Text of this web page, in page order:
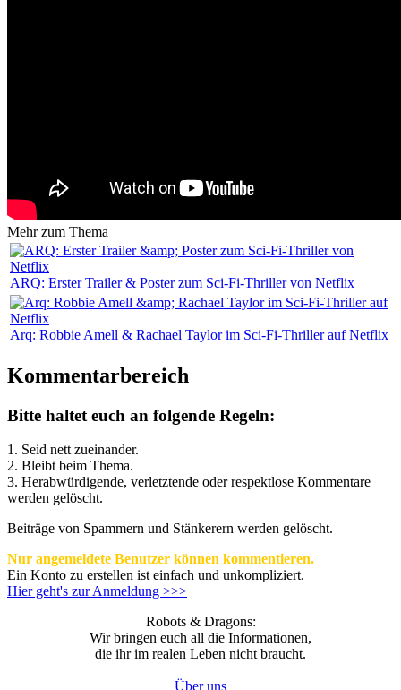
Mehr zum Thema
ARQ: Erster Trailer & Poster zum Sci-Fi-Thriller von Netflix
Arq: Robbie Amell & Rachael Taylor im Sci-Fi-Thriller auf Netflix
Kommentarbereich
Bitte haltet euch an folgende Regeln:
1. Seid nett zueinander.
2. Bleibt beim Thema.
3. Herabwürdigende, verletztende oder respektlose Kommentare
werden gelöscht.
Beiträge von Spammern und Stänkerern werden gelöscht.
Nur angemeldete Benutzer können kommentieren.
Ein Konto zu erstellen ist einfach und unkompliziert.
Hier geht's zur Anmeldung >>>
Robots & Dragons:
Wir bringen euch all die Informationen,
die ihr im realen Leben nicht braucht.
Über uns